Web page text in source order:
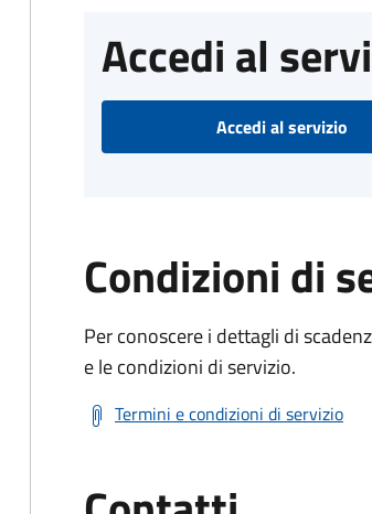
Accedi al
Accedi al servizio
Condizioni di
Per conoscere i dettagli di
e le condizioni di servizio.
Termini e condizioni di servizio